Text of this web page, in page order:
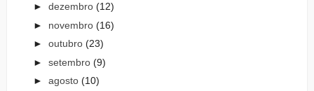
► dezembro (12)
► novembro (16)
► outubro (23)
► setembro (9)
► agosto (10)